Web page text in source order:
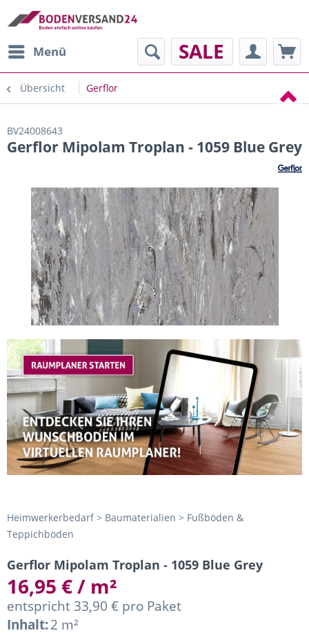
Menü SALE
Übersicht Gerflor
BV24008643
Gerflor Mipolam Troplan - 1059 Blue Grey
Heimwerkerbedarf > Baumaterialien > Fußböden &
Teppichböden
Gerflor Mipolam Troplan - 1059 Blue Grey
16,95 € / m²
entspricht 33,90 € pro Paket
Inhalt:2 m²